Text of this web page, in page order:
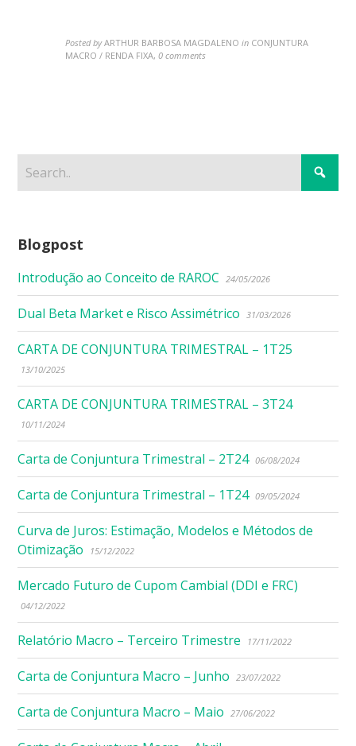
Posted by ARTHUR BARBOSA MAGDALENO in CONJUNTURA
MACRO / RENDA FIXA,0 comments
Blogpost
Introdução ao Conceito de RAROC 24/05/2026
Dual Beta Market e Risco Assimétrico 31/03/2026
CARTA DE CONJUNTURA TRIMESTRAL – 1T25
13/10/2025
CARTA DE CONJUNTURA TRIMESTRAL – 3T24
10/11/2024
Carta de Conjuntura Trimestral – 2T24 06/08/2024
Carta de Conjuntura Trimestral – 1T24 09/05/2024
Curva de Juros: Estimação, Modelos e Métodos de
Otimização
15/12/2022
Mercado Futuro de Cupom Cambial (DDI e FRC)
04/12/2022
Relatório Macro – Terceiro Trimestre 17/11/2022
Carta de Conjuntura Macro – Junho 23/07/2022
Carta de Conjuntura Macro – Maio 27/06/2022